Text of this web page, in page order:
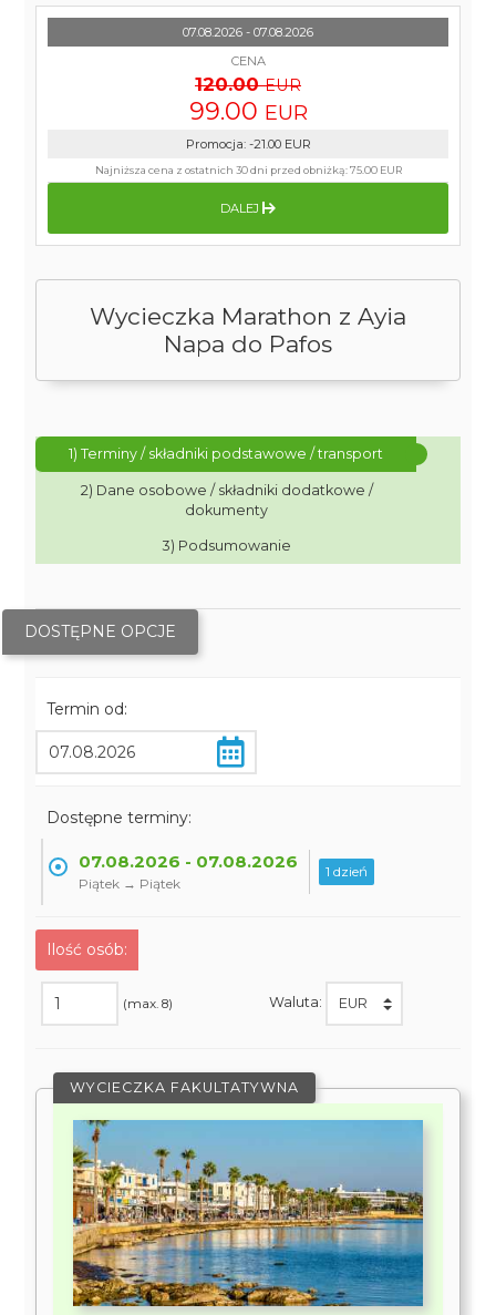
Wycieczka Marathon z Ayia
Napa do Pafos
1) Terminy / składniki podstawowe / transport
2) Dane osobowe / składniki dodatkowe /
dokumenty
3) Podsumowanie
DOSTĘPNE OPCJE
Termin od:
Dostępne terminy:
07.08.2026 - 07.08.2026
Piątek → Piątek
1 dzień
Ilość osób:
(max. 8) Waluta:
WYCIECZKA FAKULTATYWNA
07.08.2026 - 07.08.2026
CENA
120.00 EUR
99.00 EUR
Promocja: -21.00 EUR
Najniższa cena z ostatnich 30 dni przed obniżką:75.00 EUR
DALEJ